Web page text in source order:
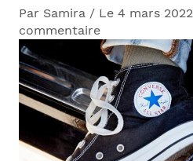
Par Samira / Le 4 mars 2022
commentaire